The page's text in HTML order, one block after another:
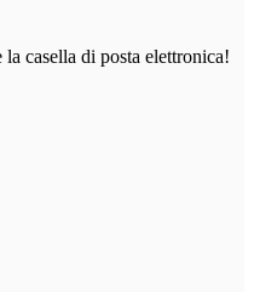
casella di posta elettronica!